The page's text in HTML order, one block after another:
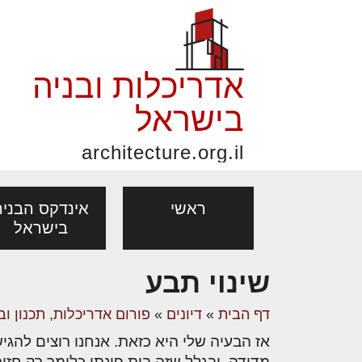
אדריכלות ובניה
בישראל
architecture.org.il
ראשי
אינדקס
בישראל
מקצועות
אדריכלים -
אדריכלות: פרוגרמות,
מחקר ועיון
בנייה
נדל"ן:
ועסקאות
פורום אדריכלות, תכנון
ובניה
יעוץ מקצועי לבונים, למשפצים
שינוי תבע
דף הבית » דיונים » פורום אדריכלות, תכנון
אז הבעיה שלי היא כזאת. אנחנו רוצים